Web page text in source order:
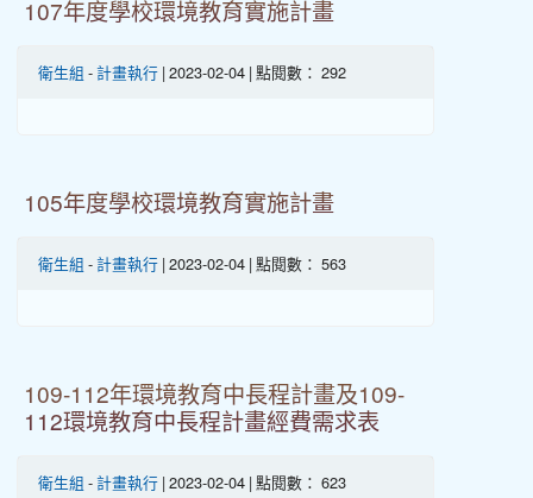
107年度學校環境教育實施計畫
衛生組 - 計畫執行 | 2023-02-04 | 點閱數： 292
105年度學校環境教育實施計畫
衛生組 - 計畫執行 | 2023-02-04 | 點閱數： 563
109-112年環境教育中長程計畫及109-
112環境教育中長程計畫經費需求表
衛生組 - 計畫執行 | 2023-02-04 | 點閱數： 623